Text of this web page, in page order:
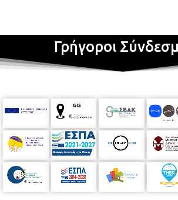
Γρήγοροι